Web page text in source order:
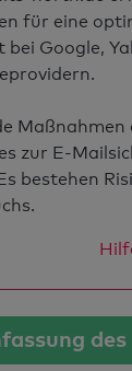
für eine
bei Google,
Maßnahmen
zur E-
bestehen